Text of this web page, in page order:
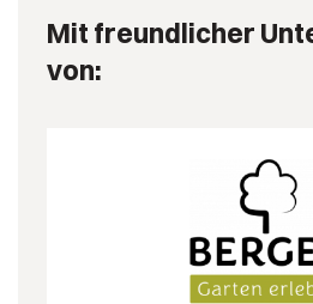
Mit freundlicher
von: